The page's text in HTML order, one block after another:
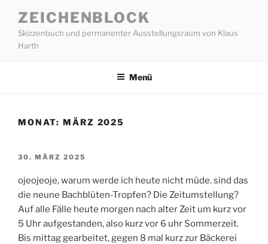
Inhalt
springen
ZEICHENBLOCK
Skizzenbuch und permanenter Ausstellungsraum von Klaus
Harth
Menü
MONAT: MÄRZ 2025
VERÖFFENTLICHT
30. MÄRZ 2025
ojeojeoje, warum werde ich heute nicht müde. sind das
die neune Bachblüten-Tropfen? Die Zeitumstellung?
Auf alle Fälle heute morgen nach alter Zeit um kurz vor
5 Uhr aufgestanden, also kurz vor 6 uhr Sommerzeit.
Bis mittag gearbeitet, gegen 8 mal kurz zur Bäckerei